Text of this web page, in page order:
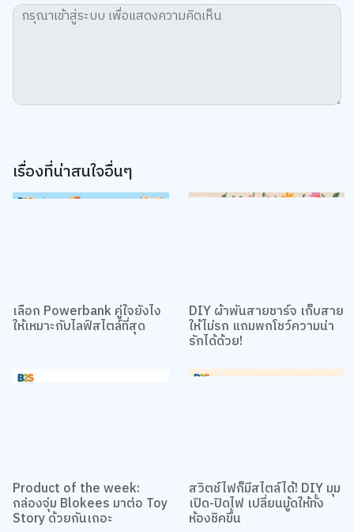
เรื่องที่น่าสนใจอื่นๆ
เลือก Powerbank คู่ใจยังไง
ให้เหมาะกับไลฟ์สไตล์ที่สุด
DIY ผ้าพันสายชาร์จ เก็บสาย
ให้ไม่รก แถมพกโชว์ความน่า
รักได้ด้วย!
Product of the week:
กล่องจุ่ม Blokees มาต่อ Toy
Story ด้วยกันเถอะ
สวิตช์ไฟก็มีสไตล์ได้! DIY มุม
เปิด-ปิดไฟ เปลี่ยนมู้ดให้ทั้ง
ห้องชิคขึ้น